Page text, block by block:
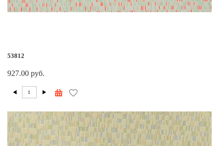
53812
927.00 руб.